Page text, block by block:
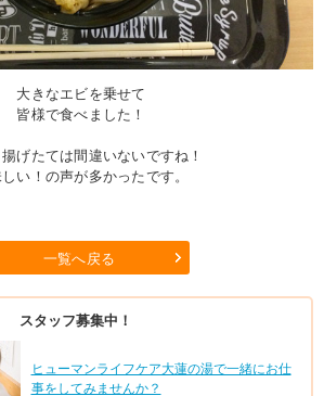
大きなエビを乗せて
皆様で食べました！
げたては間違いないですね！
い！の声が多かったです。
一覧へ戻る
スタッフ募集中！
ヒューマンライフケア大蓮の湯で一緒にお仕
事をしてみませんか？